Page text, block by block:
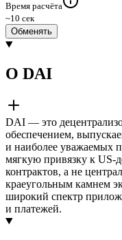
Время расчёта
~10 сек
Обменять
О DAI
DAI — это
обеспечением,
и наиболее уважаемых
мягкую привязку к US-
контрактов, а не
краеугольным камнем
широкий спектр
и платежей.